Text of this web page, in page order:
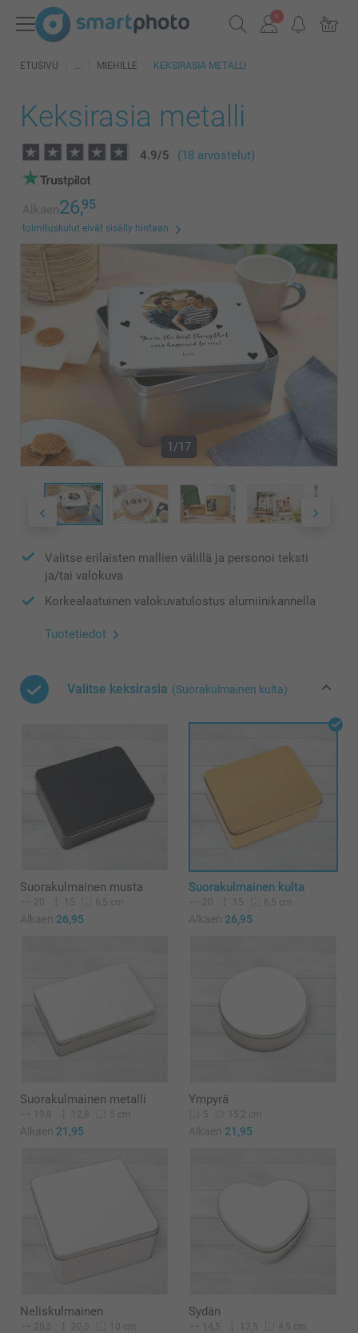
ETUSIVU MIEHILLE KEKSIRASIA METALLI
Keksirasia metalli
4.9/5 (18 arvostelut)
Alkaen26,95
toimituskulut eivät sisälly hintaan
1/17
Valitse erilaisten mallien välillä ja personoi teksti
ja/tai valokuva
Korkealaatuinen valokuvatulostus alumiinikannella
Tuotetiedot
Valitse keksirasia (Suorakulmainen kulta)
Suorakulmainen musta
20 15 6,5 cm
Alkaen 26,95
Suorakulmainen kulta
20 15 6,5 cm
Alkaen 26,95
Suorakulmainen metalli
19,8 12,8 5 cm
Alkaen 21,95
Ympyrä
5 15,2 cm
Alkaen 21,95
Neliskulmainen
20,5 20,5 10 cm
Sydän
14,5 13,5 4,5 cm